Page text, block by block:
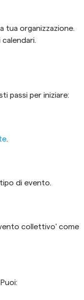
tua organizzazione.
passi per iniziare:
.
di evento.
collettivo' come